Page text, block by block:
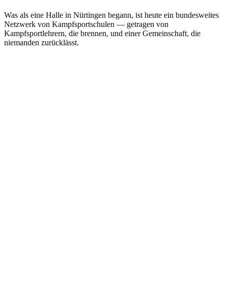
Was als eine Halle in Nürtingen begann, ist heute ein bundesweites
Netzwerk von Kampfsportschulen — getragen von
Kampfsportlehrern, die brennen, und einer Gemeinschaft, die
niemanden zurücklässt.